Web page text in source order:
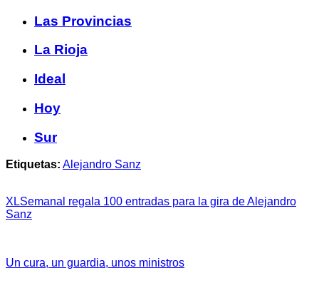
Las Provincias
La Rioja
Ideal
Hoy
Sur
Etiquetas: Alejandro Sanz
XLSemanal regala 100 entradas para la gira de Alejandro
Sanz
Un cura, un guardia, unos ministros